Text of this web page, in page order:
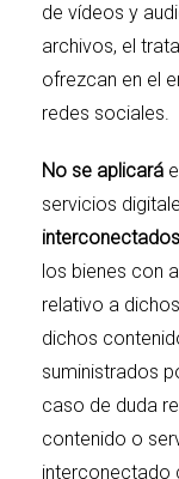
de vídeos y
archivos, el
ofrezcan en el
redes sociales.
No se aplicará
servicios
interconectados
los bienes con
relativo a
dichos
suministrados
caso de duda
contenido o
interconectado